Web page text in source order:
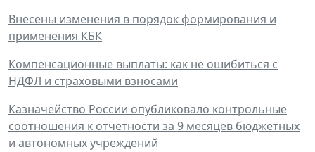
Внесены изменения в порядок формирования и
применения КБК
Компенсационные выплаты: как не ошибиться с
НДФЛ и страховыми взносами
Казначейство России опубликовало контрольные
соотношения к отчетности за 9 месяцев бюджетных
и автономных учреждений